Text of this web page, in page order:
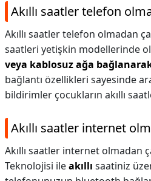
Akıllı saatler telefon
Akıllı saatler telefon olmadan
saatleri yetişkin modellerinde
veya kablosuz ağa bağlanarak
bağlantı özellikleri sayesinde
bildirimler çocukların akıllı
Akıllı saatler internet
Akıllı saatler internet olmadan
Teknolojisi ileakıllı saatiniz